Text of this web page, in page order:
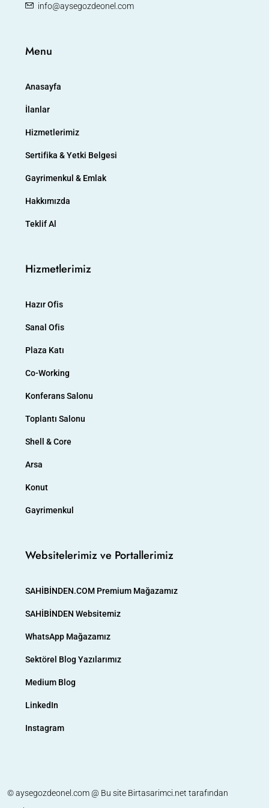
info@aysegozdeonel.com
Menu
Anasayfa
İlanlar
Hizmetlerimiz
Sertifika & Yetki Belgesi
Gayrimenkul & Emlak
Hakkımızda
Teklif Al
Hizmetlerimiz
Hazır Ofis
Sanal Ofis
Plaza Katı
Co-Working
Konferans Salonu
Toplantı Salonu
Shell & Core
Arsa
Konut
Gayrimenkul
Websitelerimiz ve Portallerimiz
SAHİBİNDEN.COM Premium Mağazamız
SAHİBİNDEN Websitemiz
WhatsApp Mağazamız
Sektörel Blog Yazılarımız
Medium Blog
LinkedIn
Instagram
© aysegozdeonel.com @ Bu site Birtasarimci.net tarafından